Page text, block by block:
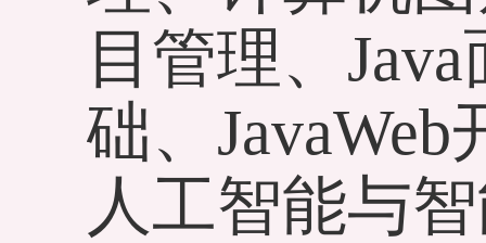
目管理、
础、
人工智能与